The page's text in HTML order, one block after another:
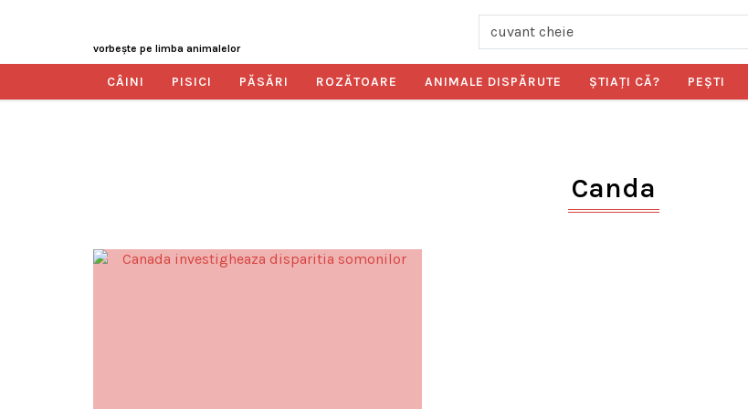
vorbeşte pe limba animalelor
CÂINI PISICI PĂSĂRI ROZĂTOARE ANIMALE DISPĂRUTE ŞTIAŢI CĂ? PEŞTI
Canda